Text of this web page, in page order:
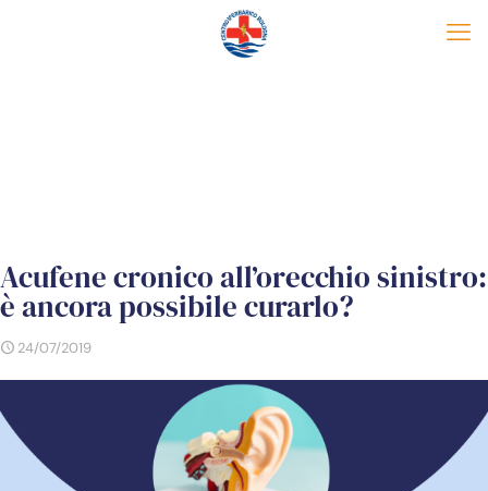
Acufene cronico all’orecchio sinistro:
è ancora possibile curarlo?
24/07/2019